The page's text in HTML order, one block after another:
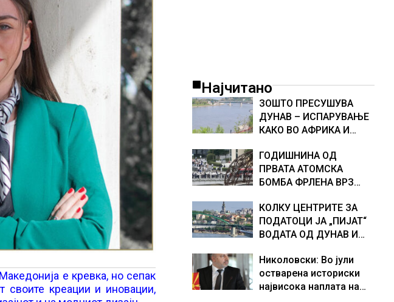
е кревка, но сепак
своите креации и иновации,
Најчитано
ЗОШТО ПРЕСУШУВА
ДУНАВ – ИСПАРУВАЊЕ
КАКО ВО АФРИКА И
ВОДА, објаснување на
хидрогеолог од Србија
ГОДИШНИНА ОД
ПРВАТА АТОМСКА
БОМБА ФРЛЕНА ВРЗ
ШТО НАПРАВИВМЕ“,
како дел од екипажот
во авионот „Енола Геј“ и
бомбардирањето го
доживуваа овој настан
што го промени текот
КОЛКУ ЦЕНТРИТЕ ЗА
ПОДАТОЦИ ЈА „ПИЈАТ“
ВОДАТА ОД ДУНАВ И
Германија е лидер во
Европа по бројот на
изградени центри за
Николовски: Во јули
остварена историски
највисока наплата на